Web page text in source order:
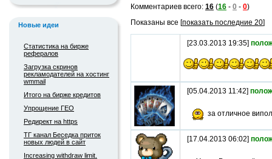
Новые идеи
Статистика на бирже
рефералов
Загрузка скринов
рекламодателей на хостинг
wmmail
Итого на бирже кредитов
Упрощение ГЕО
Редирект на https
ТГ канал Беседка приток
новых людей в сайт
Increasing withdraw limit.
Комментариев всего: 16 (16 - 0 - 0)
Показаны все [показать последние 20]
[23.03.2013 19:35]
[05.04.2013 11:42]
за отличное
[17.04.2013 06:02]